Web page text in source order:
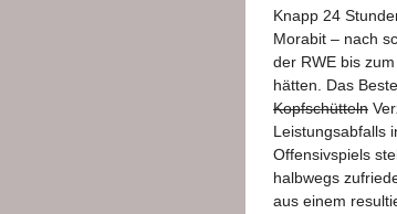
Knapp 24
Morabit – nach
der RWE bis
hätten. Das
Kopfschütteln
Leistungsabfalls
Offensivspiels
halbwegs
aus einem